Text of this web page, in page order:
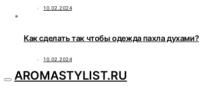
10.02.2024
Как сделать так чтобы одежда пахла духами?
10.02.2024
AROMASTYLIST.RU